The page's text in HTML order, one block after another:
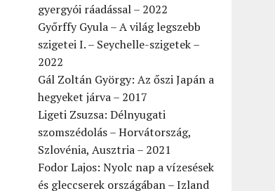
gyergyói ráadással – 2022
Győrffy Gyula – A világ legszebb
szigetei I. – Seychelle-szigetek –
2022
Gál Zoltán György: Az őszi Japán a
hegyeket járva – 2017
Ligeti Zsuzsa: Délnyugati
szomszédolás – Horvátország,
Szlovénia, Ausztria – 2021
Fodor Lajos: Nyolc nap a vízesések
és gleccserek országában – Izland